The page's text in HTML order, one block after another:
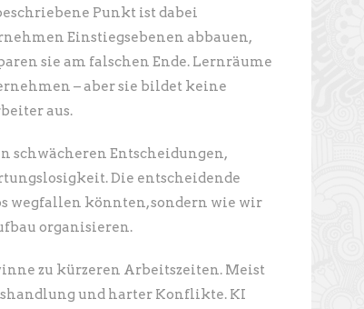
Punkt ist dabei
Einstiegsebenen abbauen,
sie am falschen Ende. Lernräume
– aber sie bildet keine
aus.
schwächeren Entscheidungen,
Die entscheidende
wegfallen könnten, sondern wie wir
organisieren.
zu kürzeren Arbeitszeiten. Meist
und harter Konflikte. KI